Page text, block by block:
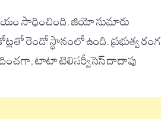
సాధించింది. జియో సుమారు
రెండో స్థానంలో ఉంది. ప్రభుత్వ రంగ
టాటా టెలిసర్వీసెస్ దాదాపు